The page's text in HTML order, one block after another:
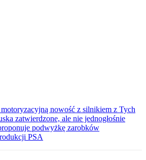
nowość z silnikiem z Tych
zatwierdzone, ale nie jednogłośnie
podwyżkę zarobków
PSA